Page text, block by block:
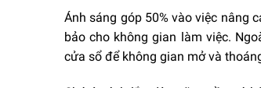
Ánh sáng góp 50% vào việc nâng
bảo cho không gian làm việc.
cửa sổ để không gian mở và